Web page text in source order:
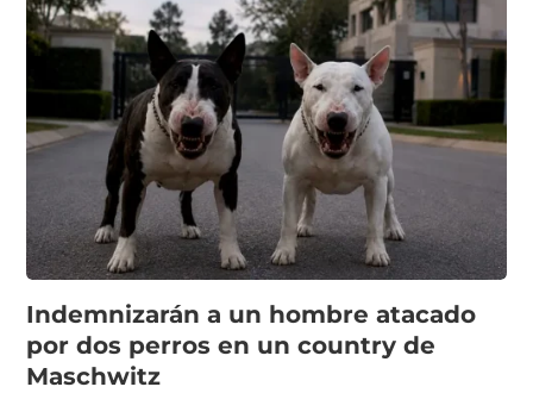
Indemnizarán a un hombre atacado
por dos perros en un country de
Maschwitz